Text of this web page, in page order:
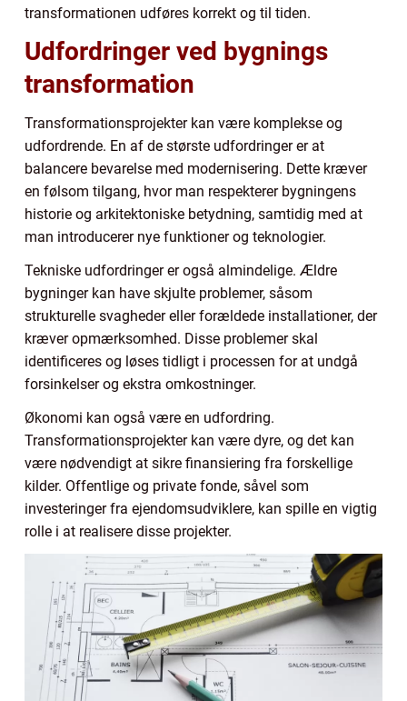
transformationen udføres korrekt og til tiden.
Udfordringer ved bygnings
transformation
Transformationsprojekter kan være komplekse og
udfordrende. En af de største udfordringer er at
balancere bevarelse med modernisering. Dette kræver
en følsom tilgang, hvor man respekterer bygningens
historie og arkitektoniske betydning, samtidig med at
man introducerer nye funktioner og teknologier.
Tekniske udfordringer er også almindelige. Ældre
bygninger kan have skjulte problemer, såsom
strukturelle svagheder eller forældede installationer, der
kræver opmærksomhed. Disse problemer skal
identificeres og løses tidligt i processen for at undgå
forsinkelser og ekstra omkostninger.
Økonomi kan også være en udfordring.
Transformationsprojekter kan være dyre, og det kan
være nødvendigt at sikre finansiering fra forskellige
kilder. Offentlige og private fonde, såvel som
investeringer fra ejendomsudviklere, kan spille en vigtig
rolle i at realisere disse projekter.